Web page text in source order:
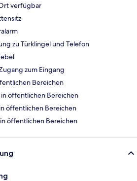
verfügbar
zu Türklingel und Telefon
zum Eingang
Bereichen
öffentlichen Bereichen
öffentlichen Bereichen
öffentlichen Bereichen